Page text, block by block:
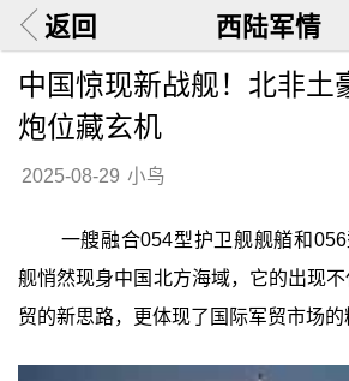
返回 西陆军情
中国惊现新战舰！北非土
炮位藏玄机
2025-08-29 小鸟
一艘融合054型护卫舰舰艏和056
舰悄然现身中国北方海域，它的出现
贸的新思路，更体现了国际军贸市场的